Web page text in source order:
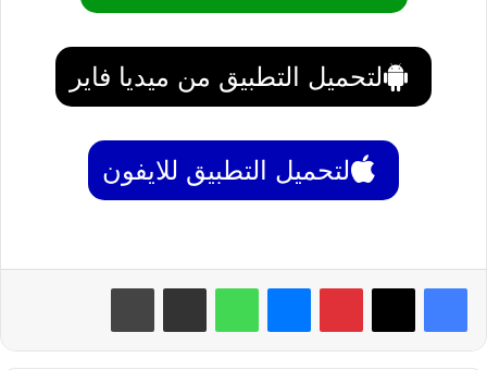
لتحميل التطبيق من ميديا فاير
لتحميل التطبيق للايفون
بينتيريست واتساب